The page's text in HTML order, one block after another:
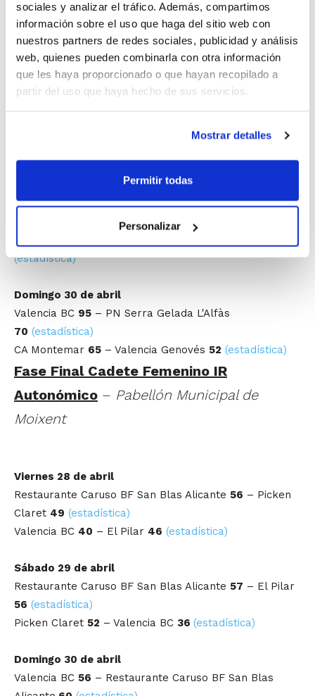
sociales y analizar el tráfico. Además, compartimos
información sobre el uso que haga del sitio web con
nuestros partners de redes sociales, publicidad y análisis
web, quienes pueden combinarla con otra información
que les haya proporcionado o que hayan recopilado a
partir del uso que haya hecho de sus servicios.
Mostrar detalles
Permitir todas
Personalizar
Fase Final Cadete Masculino IR Autonómico–
Pabellón CA Montemar Alicante
112 (estadística)
Sábado 29 de abril
45– Valencia BC
(estadística)
Domingo 30 de abril
Valencia BC 95 – PN Serra Gelada L'Alfàs
70 (estadística)
CA Montemar 65 – Valencia Genovés 52 (estadística)
Fase Final Cadete Femenino IR
Autonómico – Pabellón Municipal de
Moixent
Viernes 28 de abril
Restaurante Caruso BF San Blas Alicante 56 – Picken
Claret 49 (estadística)
Valencia BC 40 – El Pilar 46 (estadística)
Sábado 29 de abril
Restaurante Caruso BF San Blas Alicante 57 – El Pilar
56 (estadística)
Picken Claret 52 – Valencia BC 36 (estadística)
Domingo 30 de abril
Valencia BC 56 – Restaurante Caruso BF San Blas